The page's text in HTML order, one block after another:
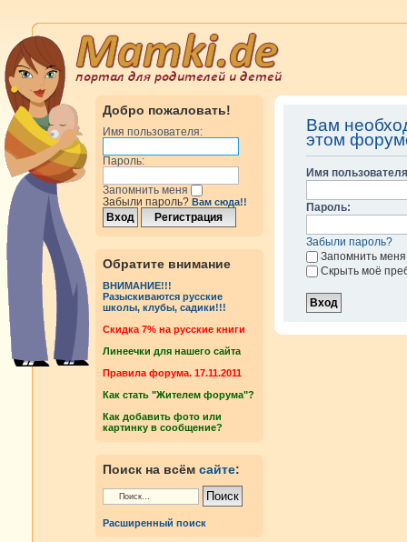
Добро пожаловать!
Имя пользователя:
Пароль:
Запомнить меня
Забыли пароль? Вам сюда!!
Обратите внимание
ВНИМАНИЕ!!!
Разыскиваются русские
школы, клубы, садики!!!
Cкидка 7% на русские книги
Линеечки для нашего сайта
Правила форума. 17.11.2011
Как стать "Жителем форума"?
Как добавить фото или
картинку в сообщение?
Поиск на всём сайте:
Расширенный поиск
Вам
этом
Имя
Пароль:
Забыли пароль?
Запомнить меня
Скрыть моё